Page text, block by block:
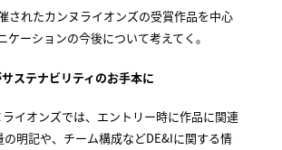
されたカンヌライオンズの受賞作品を中心
ケーションの今後について考えてく。
ステナビリティのお手本に
イオンズでは、エントリー時に作品に関連
の明記や、チーム構成などDE&Iに関する情